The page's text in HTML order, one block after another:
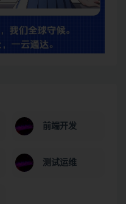
前端开发
测试运维